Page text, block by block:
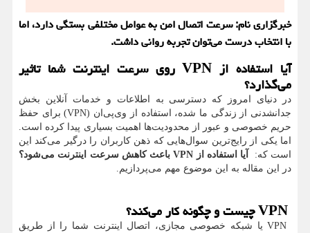
خبرگزاری نام: سرعت اتصال امن به عوامل مختلفی بستگی دارد، اما
با انتخاب درست می‌توان تجربه روانی داشت.
آیا استفاده ازVPNروی سرعت اینترنت شما تاثیر
می‌گذارد؟
در دنیای امروز که دسترسی به اطلاعات و خدمات آنلاین بخش
جدانشدنی از زندگی ما شده، استفاده از وی‌پی‌ان (VPN) برای حفظ
حریم خصوصی و عبور از محدودیت‌ها اهمیت بسیاری پیدا کرده است.
اما یکی از رایج‌ترین سوال‌هایی که ذهن کاربران را درگیر می‌کند این
است که:
آیا استفاده از VPN باعث کاهش سرعت اینترنت می‌شود؟
در این مقاله به این موضوع مهم می‌پردازیم.
VPNچیست و چگونه کار می‌کند؟
VPNیا شبکه خصوصی مجازی، اتصال اینترنت شما را از طریق